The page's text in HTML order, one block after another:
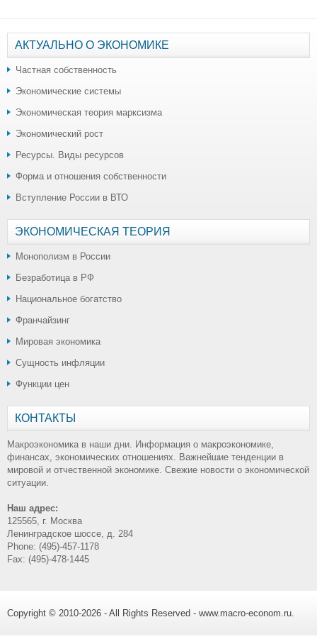
АКТУАЛЬНО О ЭКОНОМИКЕ
Частная собственность
Экономические системы
Экономическая теория марксизма
Экономический рост
Ресурсы. Виды ресурсов
Форма и отношения собственности
Вступление России в ВТО
ЭКОНОМИЧЕСКАЯ ТЕОРИЯ
Монополизм в России
Безработица в РФ
Национальное богатство
Франчайзинг
Мировая экономика
Сущность инфляции
Функции цен
КОНТАКТЫ
Макроэкономика в наши дни. Информация о макроэкономике,
финансах, экономических отношениях. Важнейшие тенденции в
мировой и отчественной экономике. Свежие новости о экономической
ситуации.
Наш адрес:
125565, г. Москва
Ленинградское шоссе, д. 284
Phone: (495)-457-1178
Fax: (495)-478-1445
Copyright © 2010-2026 - All Rights Reserved - www.macro-econom.ru.